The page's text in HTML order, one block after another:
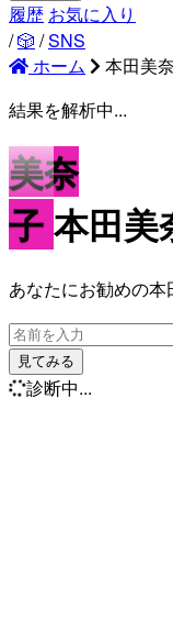
履歴 お気に入り
/🎲 /SNS
ホーム
本田美
結果を解析中...
美奈
子本田美
あなたにお勧めの本
見てみる
診断中...